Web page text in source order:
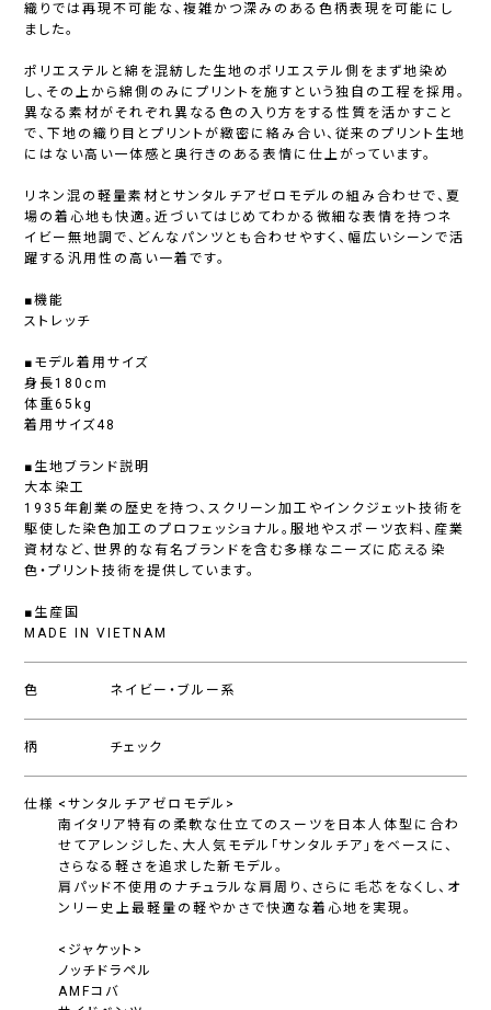
織りでは再現不可能な、複雑かつ深みのある色柄表現を可能にし
ました。
ポリエステルと綿を混紡した生地のポリエステル側をまず地染め
し、その上から綿側のみにプリントを施すという独自の工程を採用。
異なる素材がそれぞれ異なる色の入り方をする性質を活かすこと
で、下地の織り目とプリントが緻密に絡み合い、従来のプリント生地
にはない高い一体感と奥行きのある表情に仕上がっています。
リネン混の軽量素材とサンタルチアゼロモデルの組み合わせで、夏
場の着心地も快適。近づいてはじめてわかる微細な表情を持つネ
イビー無地調で、どんなパンツとも合わせやすく、幅広いシーンで活
躍する汎用性の高い一着です。
■機能
ストレッチ
■モデル着用サイズ
身長180cm
体重65kg
着用サイズ48
■生地ブランド説明
大本染工
1935年創業の歴史を持つ、スクリーン加工やインクジェット技術を
駆使した染色加工のプロフェッショナル。服地やスポーツ衣料、産業
資材など、世界的な有名ブランドを含む多様なニーズに応える染
色・プリント技術を提供しています。
■生産国
MADE IN VIETNAM
色 ネイビー・ブルー系
柄 チェック
仕様 <サンタルチアゼロモデル>
南イタリア特有の柔軟な仕立てのスーツを日本人体型に合わ
せてアレンジした、大人気モデル「サンタルチア」をベースに、
さらなる軽さを追求した新モデル。
肩パッド不使用のナチュラルな肩周り、さらに毛芯をなくし、オ
ンリー史上最軽量の軽やかさで快適な着心地を実現。
<ジャケット>
ノッチドラペル
AMFコバ